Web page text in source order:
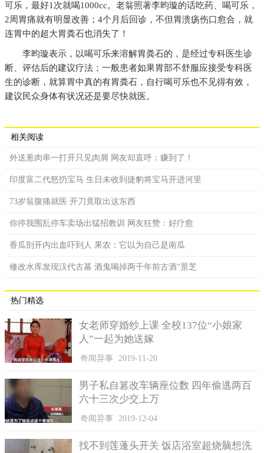
可乐，最好1次就喝1000cc。老翁照著李昀璇的话吃药、喝可乐，
2周胃痛就有明显改善；4个月后回诊，不但胃溃疡伤口愈合，就
连胃中的超大胃粪石也消失了！
李昀璇表示，以喝可乐来溶解胃粪石的，是经过专科医生诊
断、评估后的建议疗法；一般患者如果胃部不舒服应接受专科医
生的诊断，就算胃中真的有胃粪石，自行喝可乐也不见得有效，
建议民众身体有状况还是要尽快就医。
相关阅读
外送葱肉串一打开只见肉屑 网友却直呼：赚到了！
印度富二代怒扔宝马 生日未收到捷豹将宝马开进河里
73岁翁腹痛就医 开刀竟取出这东西
你停我围乱停车卖场出猛招教训 网友狂赞：好疗愈
香瓜剖开内出血吓到人 果农：它以为自己是南瓜
修改水库发现汉代古墓 酒鬼喝掉两千年前古酒“景芝
热门精选
女老师穿婚纱上课 全校137位“小娘家
人”一起为她送嫁
奇闻异事 2019-11-20
男子私自篡改车辆座位数 四年偷逃两百
六十三次少交上万
奇闻异事 2019-12-04
找不到莲蓬头开关 饭店浴室超烧脑想洗